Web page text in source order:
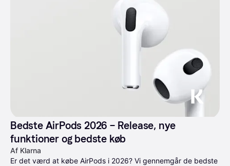
Bedste AirPods 2026 – Release, nye
funktioner og bedste køb
Af Klarna
Er det værd at købe AirPods i 2026? Vi gennemgår de bedste